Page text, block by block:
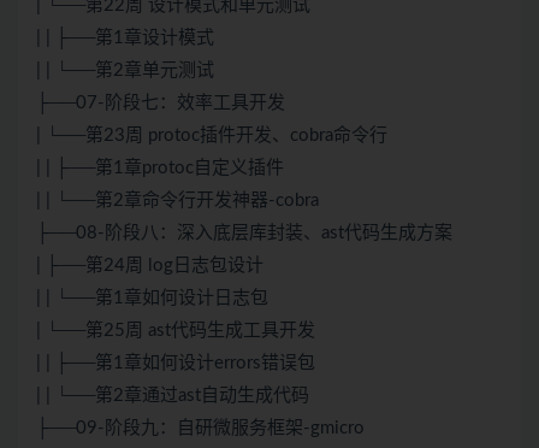
| └──第22周 设计模式和单元测试
| | ├──第1章设计模式
| | └──第2章单元测试
├──07-阶段七：效率工具开发
| └──第23周 protoc插件开发、cobra命令行
| | ├──第1章protoc自定义插件
| | └──第2章命令行开发神器-cobra
├──08-阶段八：深入底层库封装、ast代码生成方案
| ├──第24周 log日志包设计
| | └──第1章如何设计日志包
| └──第25周 ast代码生成工具开发
| | ├──第1章如何设计errors错误包
| | └──第2章通过ast自动生成代码
├──09-阶段九：自研微服务框架-gmicro